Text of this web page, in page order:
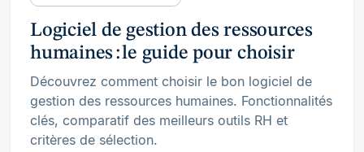
Logiciel de gestion des ressources
humaines : le guide pour choisir
Découvrez comment choisir le bon logiciel de
gestion des ressources humaines. Fonctionnalités
clés, comparatif des meilleurs outils RH et
critères de sélection.